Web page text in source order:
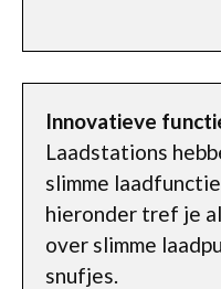
Innovatieve
Laadstations
slimme
hieronder tref je
over slimme
snufjes.